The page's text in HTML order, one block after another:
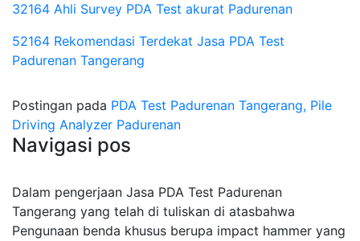
32164 Ahli Survey PDA Test akurat Padurenan
52164 Rekomendasi Terdekat Jasa PDA Test
Padurenan Tangerang
Postingan pada PDA Test Padurenan Tangerang, Pile
Driving Analyzer Padurenan
Navigasi pos
Dalam pengerjaan Jasa PDA Test Padurenan
Tangerang yang telah di tuliskan di atasbahwa
Pengunaan benda khusus berupa impact hammer yang